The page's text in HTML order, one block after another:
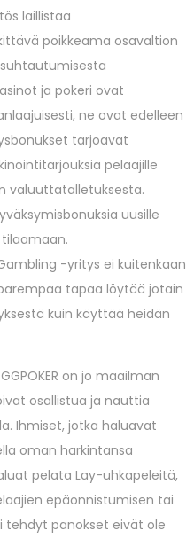
laillistaa
poikkeama osavaltion
ja pokeri ovat
ne ovat edelleen
tarjoavat
pelaajille
valuuttatalletuksesta.
uusille
-yritys ei kuitenkaan
tapaa löytää jotain
kuin käyttää heidän
on jo maailman
osallistua ja nauttia
Ihmiset, jotka haluavat
oman harkintansa
pelata Lay-uhkapeleitä,
epäonnistumisen tai
tehdyt panokset eivät ole